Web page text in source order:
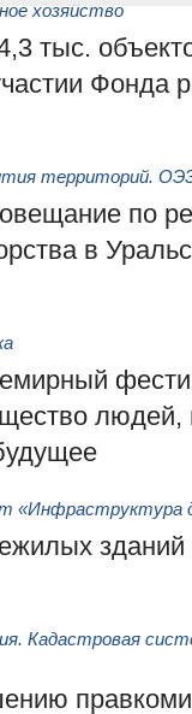
хозяйство
тыс.
Фонда
территорий.
по
в
людей,
«Инфраструктура
зданий
Кадастровая